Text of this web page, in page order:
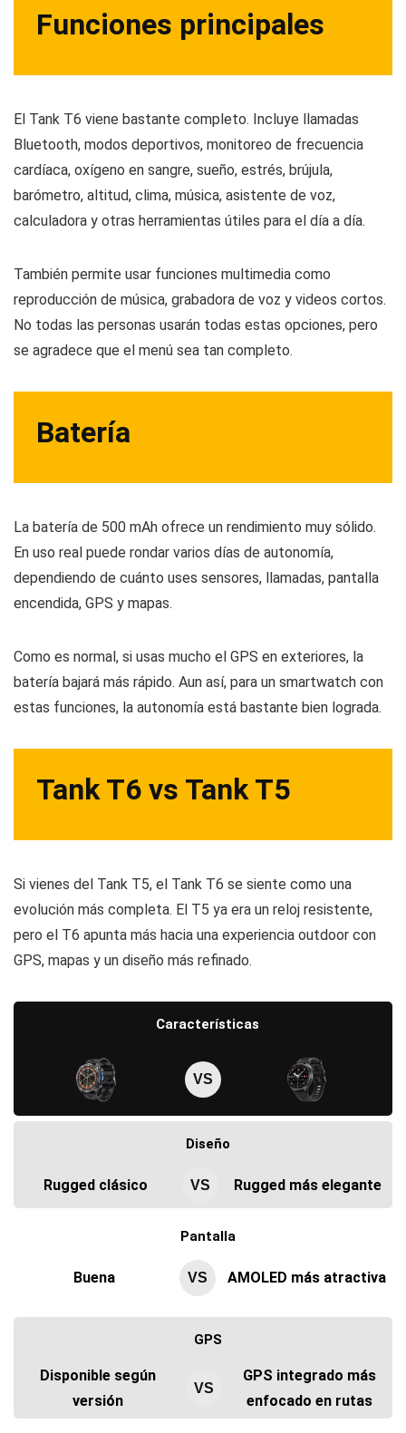
Funciones principales
El Tank T6 viene bastante completo. Incluye llamadas
Bluetooth, modos deportivos, monitoreo de frecuencia
cardíaca, oxígeno en sangre, sueño, estrés, brújula,
barómetro, altitud, clima, música, asistente de voz,
calculadora y otras herramientas útiles para el día a día.
También permite usar funciones multimedia como
reproducción de música, grabadora de voz y videos cortos.
No todas las personas usarán todas estas opciones, pero
se agradece que el menú sea tan completo.
Batería
La batería de 500 mAh ofrece un rendimiento muy sólido.
En uso real puede rondar varios días de autonomía,
dependiendo de cuánto uses sensores, llamadas, pantalla
encendida, GPS y mapas.
Como es normal, si usas mucho el GPS en exteriores, la
batería bajará más rápido. Aun así, para un smartwatch con
estas funciones, la autonomía está bastante bien lograda.
Tank T6 vs Tank T5
Si vienes del Tank T5, el Tank T6 se siente como una
evolución más completa. El T5 ya era un reloj resistente,
pero el T6 apunta más hacia una experiencia outdoor con
GPS, mapas y un diseño más refinado.
Características
VS
Diseño
Rugged clásico VS Rugged más elegante
Pantalla
Buena VS AMOLED más atractiva
GPS
Disponible según
versión
VS
GPS integrado más
enfocado en rutas